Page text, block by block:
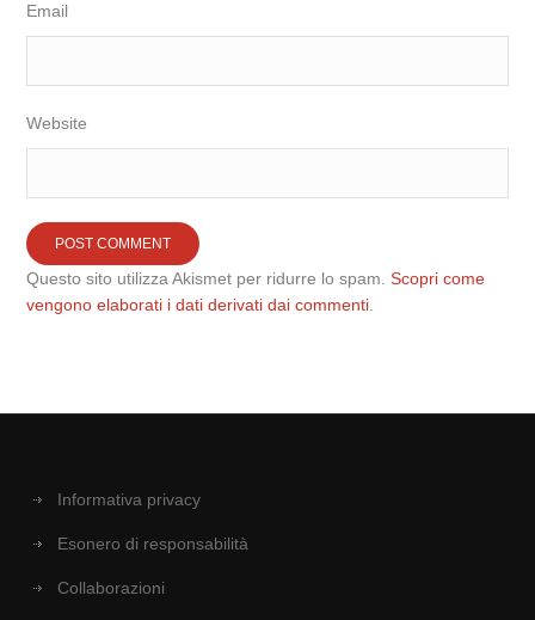
Email
Website
Questo sito utilizza Akismet per ridurre lo spam.Scopri come
vengono elaborati i dati derivati dai commenti
Informativa privacy
Esonero di responsabilità
Collaborazioni